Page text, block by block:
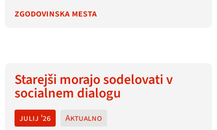
zgodovinska mesta
Starejši morajo sodelovati v
socialnem dialogu
julij '26 Aktualno